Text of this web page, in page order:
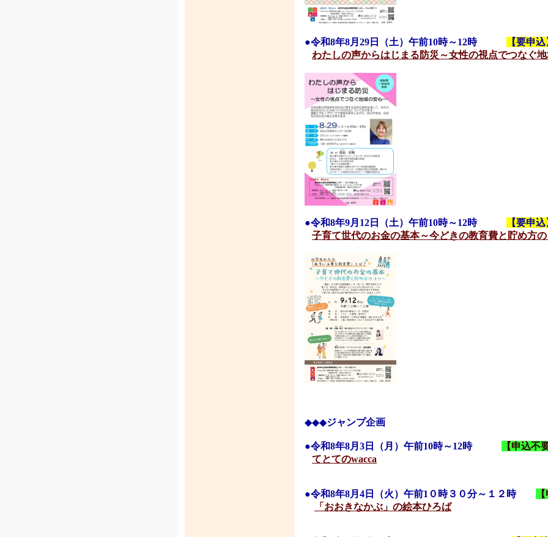
●令和8年8月29日 （土）午前10時～12時
【要申込
わたしの声からはじまる防災～女性の視点でつなぐ
●令和8年9月12日 （土）午前10時～12時
【要申込
子育て世代のお金の基本～今どきの教育費と貯め方の
◆◆◆ジャンプ企画
●令和8年8月3 日 （月 ） 午前10時～12時
【申込不
てとてのwacca
●令和8年8月4日（火）午前1０時３０分～１２時
「おおきなかぶ」の絵本ひろば